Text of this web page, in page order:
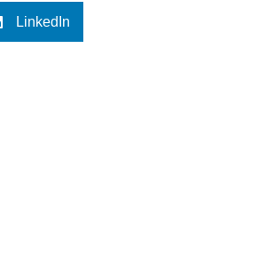
LinkedIn